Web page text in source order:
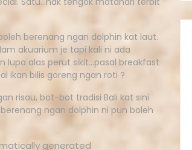
berenang ngan dolphin kat laut.
akuarium je tapi kali ni ada
lupa alas perut sikit…pasal breakfast
ikan bilis goreng ngan roti ?
risau, bot-bot tradisi Bali kat sini
ngan dolphin ni pun boleh